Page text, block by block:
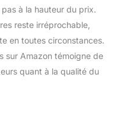
à la hauteur du prix.
reste irréprochable,
en toutes circonstances.
sur Amazon témoigne de
quant à la qualité du